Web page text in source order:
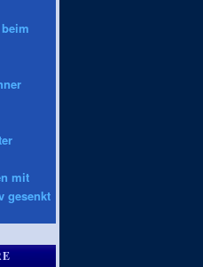
mit
gesenkt